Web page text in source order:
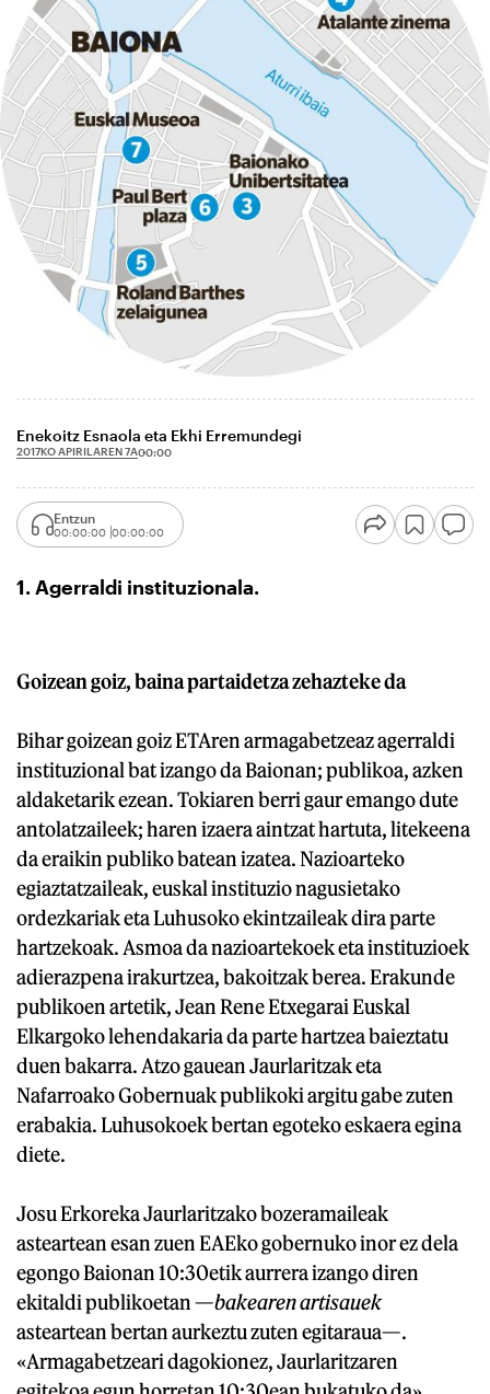
Enekoitz Esnaola eta Ekhi Erremundegi
2017KO APIRILAREN 7A00:00
Entzun
00:00:00 00:00:00
1. Agerraldi instituzionala.
Goizean goiz, baina partaidetza zehazteke da
Bihar goizean goiz ETAren armagabetzeaz agerraldi
instituzional bat izango da Baionan; publikoa, azken
aldaketarik ezean. Tokiaren berri gaur emango dute
antolatzaileek; haren izaera aintzat hartuta, litekeena
da eraikin publiko batean izatea. Nazioarteko
egiaztatzaileak, euskal instituzio nagusietako
ordezkariak eta Luhusoko ekintzaileak dira parte
hartzekoak. Asmoa da nazioartekoek eta instituzioek
adierazpena irakurtzea, bakoitzak berea. Erakunde
publikoen artetik, Jean Rene Etxegarai Euskal
Elkargoko lehendakaria da parte hartzea baieztatu
duen bakarra. Atzo gauean Jaurlaritzak eta
Nafarroako Gobernuak publikoki argitu gabe zuten
erabakia. Luhusokoek bertan egoteko eskaera egina
diete.
Josu Erkoreka Jaurlaritzako bozeramaileak
asteartean esan zuen EAEko gobernuko inor ez dela
egongo Baionan 10:30etik aurrera izango diren
ekitaldi publikoetan —bakearen artisauek
asteartean bertan aurkeztu zuten egitaraua—.
«Armagabetzeari dagokionez, Jaurlaritzaren